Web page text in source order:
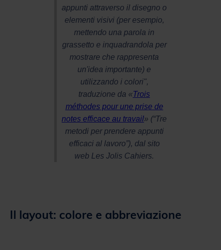
appunti attraverso il disegno o
elementi visivi (per esempio,
mettendo una parola in
grassetto e inquadrandola per
mostrare che rappresenta
un'idea importante) e
utilizzando i colori",
traduzione da «Trois
méthodes pour une prise de
notes efficace au travail» (“Tre
metodi per prendere appunti
efficaci al lavoro”), dal sito
web Les Jolis Cahiers.
Il layout: colore e abbreviazione